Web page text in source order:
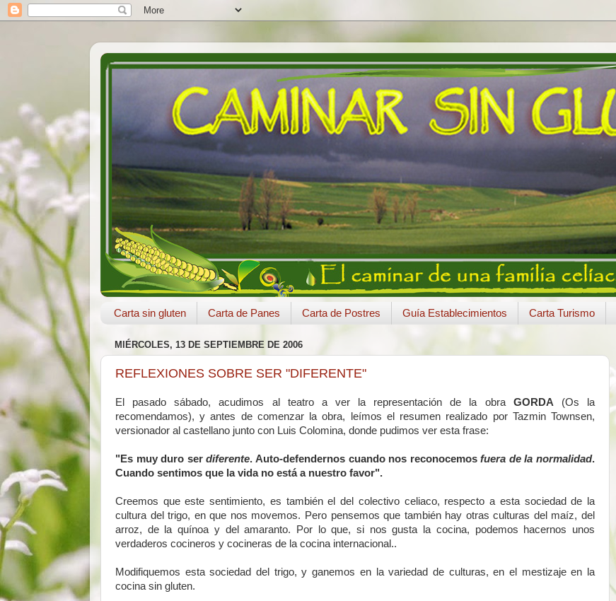
Carta sin gluten Carta de Panes Carta de Postres Guía Establecimientos Carta Turismo
MIÉRCOLES, 13 DE SEPTIEMBRE DE 2006
REFLEXIONES SOBRE SER "DIFERENTE"
El pasado sábado, acudimos al teatro a ver la representación de la obra GORDA (Os la
recomendamos), y antes de comenzar la obra, leímos el resumen realizado por Tazmin Townsen,
versionador al castellano junto con Luis Colomina, donde pudimos ver esta frase:
"Es muy duro serdiferente. Auto-defendernos cuando nos reconocemosfuera de la normalidad.
Cuando sentimos que la vida no está a nuestro favor".
Creemos que este sentimiento, es también el del colectivo celiaco, respecto a esta sociedad de la
cultura del trigo, en que nos movemos. Pero pensemos que también hay otras culturas del maíz, del
arroz, de la quínoa y del amaranto. Por lo que, si nos gusta la cocina, podemos hacernos unos
verdaderos cocineros y cocineras de la cocina internacional..
Modifiquemos esta sociedad del trigo, y ganemos en la variedad de culturas, en el mestizaje en la
cocina sin gluten.